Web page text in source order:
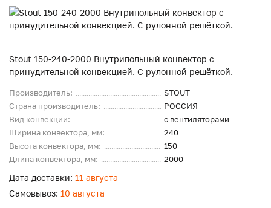
Stout 150-240-2000 Внутрипольный конвектор с
принудительной конвекцией. С рулонной решёткой.
Производитель:
STOUT
Страна производитель:
РОССИЯ
Вид конвекции:
с вентиляторами
Ширина конвектора, мм:
240
Высота конвектора, мм:
150
Длина конвектора, мм:
2000
Дата доставки: 11 августа
Самовывоз: 10 августа